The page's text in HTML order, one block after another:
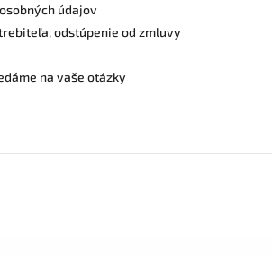
údajov
odstúpenie od zmluvy
na vaše otázky